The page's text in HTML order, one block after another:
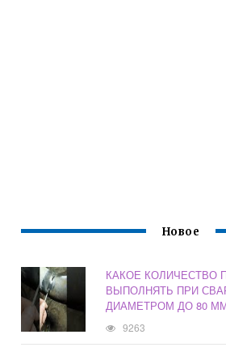
Новое
КАКОЕ КОЛИЧЕСТВО
ВЫПОЛНЯТЬ ПРИ
ДИАМЕТРОМ ДО 80
9263